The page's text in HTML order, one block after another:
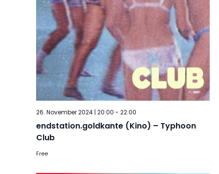
26. November 2024 | 20:00 - 22:00
endstation.goldkante (Kino) – Typhoon
Club
Free